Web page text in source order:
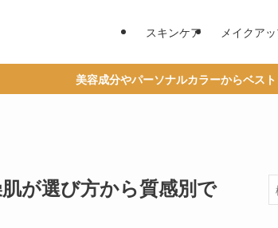
スキンケア メイクア
美容成分やパーソナルカラーからベストコスメを探
が選び方から質感別で